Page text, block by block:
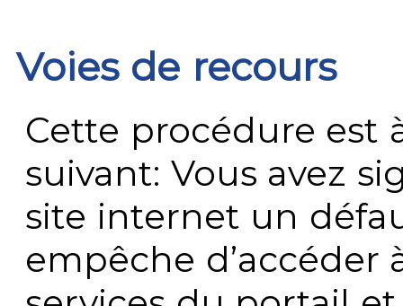
Voies de recours
Cette procédure est
suivant: Vous avez
site internet un
empêche